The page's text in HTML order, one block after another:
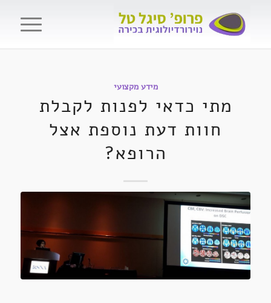
מידע מקצועי
מתי כדאי לפנות לקבלת
חוות דעת נוספת אצל
הרופא?